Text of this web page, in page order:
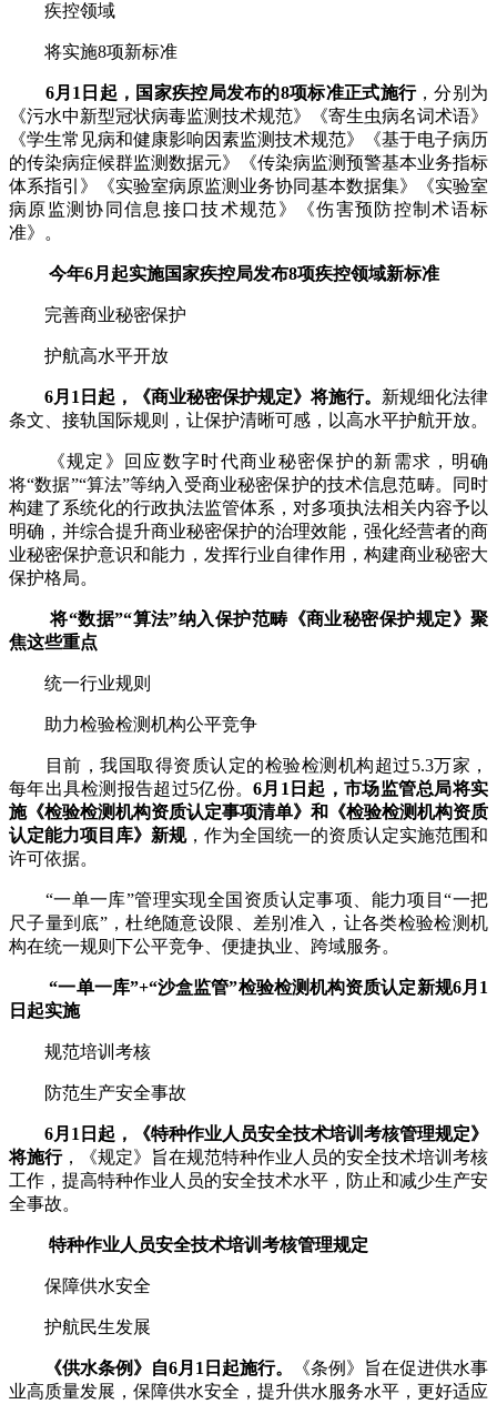
疾控领域
将实施8项新标准
6月1日起，国家疾控局发布的8项标准正式施行，分别为
《污水中新型冠状病毒监测技术规范》《寄生虫病名词术语》
《学生常见病和健康影响因素监测技术规范》《基于电子病历
的传染病症候群监测数据元》《传染病监测预警基本业务指标
体系指引》《实验室病原监测业务协同基本数据集》《实验室
病原监测协同信息接口技术规范》《伤害预防控制术语标
准》。
今年6月起实施国家疾控局发布8项疾控领域新标准
完善商业秘密保护
护航高水平开放
6月1日起，《商业秘密保护规定》将施行。 新规细化法律
条文、接轨国际规则，让保护清晰可感，以高水平护航开放。
《规定》回应数字时代商业秘密保护的新需求，明确
将“数据”“算法”等纳入受商业秘密保护的技术信息范畴。同时
构建了系统化的行政执法监管体系，对多项执法相关内容予以
明确，并综合提升商业秘密保护的治理效能，强化经营者的商
业秘密保护意识和能力，发挥行业自律作用，构建商业秘密大
保护格局。
将“数据”“算法”纳入保护范畴《商业秘密保护规定》聚
焦这些重点
统一行业规则
助力检验检测机构公平竞争
目前，我国取得资质认定的检验检测机构超过5.3万家，
每年出具检测报告超过5亿份。6月1日起，市场监管总局将实
施《检验检测机构资质认定事项清单》和《检验检测机构资质
认定能力项目库》新规，作为全国统一的资质认定实施范围和
许可依据。
“一单一库”管理实现全国资质认定事项、能力项目“一把
尺子量到底”，杜绝随意设限、差别准入，让各类检验检测机
构在统一规则下公平竞争、便捷执业、跨域服务。
“一单一库”+“沙盒监管”检验检测机构资质认定新规6月1
日起实施
规范培训考核
防范生产安全事故
6月1日起，《特种作业人员安全技术培训考核管理规定》
将施行，《规定》旨在规范特种作业人员的安全技术培训考核
工作，提高特种作业人员的安全技术水平，防止和减少生产安
全事故。
特种作业人员安全技术培训考核管理规定
保障供水安全
护航民生发展
《供水条例》自6月1日起施行。
《条例》旨在促进供水事
业高质量发展，保障供水安全，提升供水服务水平，更好适应